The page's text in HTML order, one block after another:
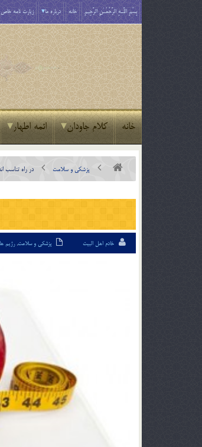
بِسْمِ اللَّـهِ الرَّحْمَـٰنِ الرَّحِيمِ خانه درباره ما زیارت نامه خاص
خانه کلام جاودان ائمه اطهار
پزشکی و سلامت در راه تناسب
خادم اهل البیت پزشکی و سلامت,رژیم